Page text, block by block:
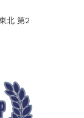
北 第2